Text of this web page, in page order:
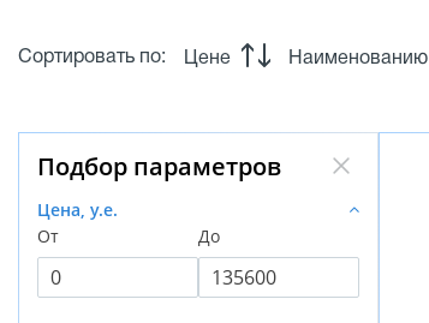
Сортировать по: Цене Наименованию
Подбор параметров
Цена, у.е.
От
До